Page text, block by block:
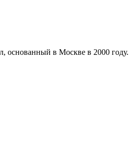
основанный в Москве в 2000